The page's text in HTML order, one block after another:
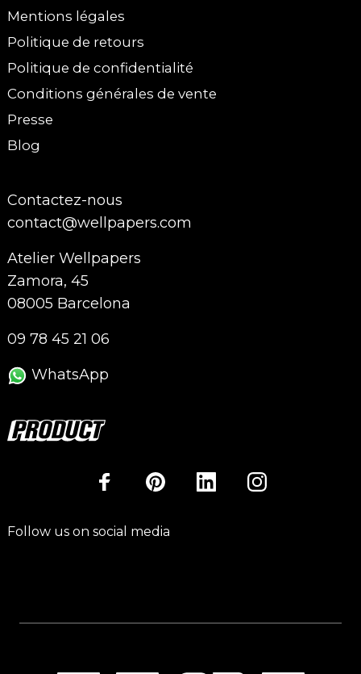
Mentions légales
Politique de retours
Politique de confidentialité
Conditions générales de vente
Presse
Blog
Contactez-nous
contact@wellpapers.com
Atelier Wellpapers
Zamora, 45
08005 Barcelona
09 78 45 21 06
WhatsApp
Follow us on social media